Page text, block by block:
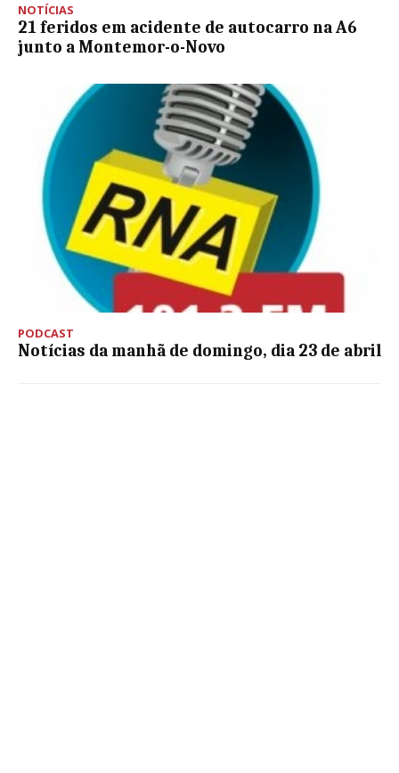
NOTÍCIAS
21 feridos em acidente de autocarro na A6
junto a Montemor-o-Novo
PODCAST
Notícias da manhã de domingo, dia 23 de abril